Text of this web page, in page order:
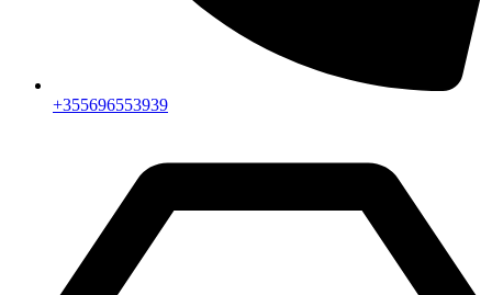
+355696553939